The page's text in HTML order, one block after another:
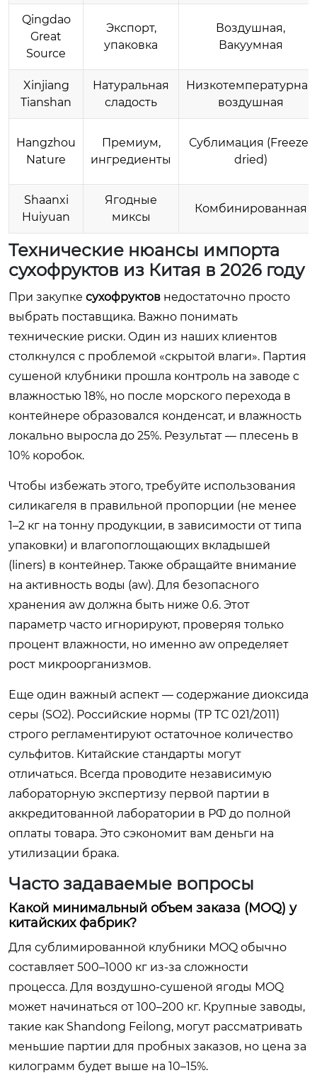
Qingdao
Great
Source
Экспорт,
упаковка
Воздушная,
Вакуумная
Xinjiang
Tianshan
Натуральная
сладость
Низкотемпературная
воздушная
Hangzhou
Nature
Премиум,
ингредиенты
Сублимация (Freeze-
dried)
Shaanxi
Huiyuan
Ягодные
миксы
Комбинированная
Технические нюансы импорта
сухофруктов из Китая в 2026 году
При закупке сухофруктов недостаточно просто
выбрать поставщика. Важно понимать
технические риски. Один из наших клиентов
столкнулся с проблемой «скрытой влаги». Партия
сушеной клубники прошла контроль на заводе с
влажностью 18%, но после морского перехода в
контейнере образовался конденсат, и влажность
локально выросла до 25%. Результат — плесень в
10% коробок.
Чтобы избежать этого, требуйте использования
силикагеля в правильной пропорции (не менее
1–2 кг на тонну продукции, в зависимости от типа
упаковки) и влагопоглощающих вкладышей
(liners) в контейнер. Также обращайте внимание
на активность воды (aw). Для безопасного
хранения aw должна быть ниже 0.6. Этот
параметр часто игнорируют, проверяя только
процент влажности, но именно aw определяет
рост микроорганизмов.
Еще один важный аспект — содержание диоксида
серы (SO2). Российские нормы (ТР ТС 021/2011)
строго регламентируют остаточное количество
сульфитов. Китайские стандарты могут
отличаться. Всегда проводите независимую
лабораторную экспертизу первой партии в
аккредитованной лаборатории в РФ до полной
оплаты товара. Это сэкономит вам деньги на
утилизации брака.
Часто задаваемые вопросы
Какой минимальный объем заказа (MOQ) у
китайских фабрик?
Для сублимированной клубники MOQ обычно
составляет 500–1000 кг из-за сложности
процесса. Для воздушно-сушеной ягоды MOQ
может начинаться от 100–200 кг. Крупные заводы,
такие как Shandong Feilong, могут рассматривать
меньшие партии для пробных заказов, но цена за
килограмм будет выше на 10–15%.